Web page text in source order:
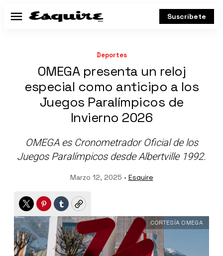
Menú Suscríbete
Deportes
OMEGA presenta un reloj
especial como anticipo a los
Juegos Paralímpicos de
Invierno 2026
OMEGA es Cronometrador Oficial de los
Juegos Paralímpicos desde Albertville 1992.
Marzo 12, 2025 • Esquire
TwitterPinterest
TumblrCopy
CORTESÍA OMEGA